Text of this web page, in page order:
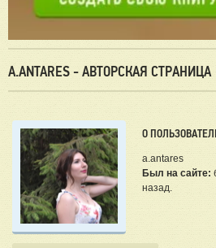
A.ANTARES - АВТОРСКАЯ СТРАНИЦА
О
a.antares
Был на сайте:
назад.